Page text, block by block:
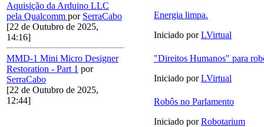
Aquisição da Arduino LLC
pela Qualcomm por SerraCabo
[22 de Outubro de 2025,
14:16]
MMD-1 Mini Micro Designer
Restoration - Part 1 por
SerraCabo
[22 de Outubro de 2025,
12:44]
Energia limpa.
Iniciado porLVirtual
"Direitos Humanos" para
Iniciado porLVirtual
Robôs no Parlamento
Iniciado porRobotarium